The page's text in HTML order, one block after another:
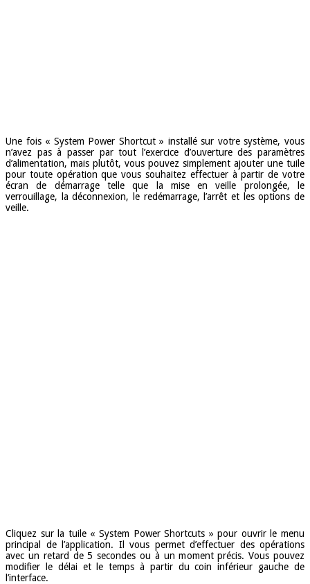
Une fois « System Power Shortcut » installé sur votre système, vous
n’avez pas à passer par tout l’exercice d’ouverture des paramètres
d’alimentation, mais plutôt, vous pouvez simplement ajouter une tuile
pour toute opération que vous souhaitez effectuer à partir de votre
écran de démarrage telle que la mise en veille prolongée, le
verrouillage, la déconnexion, le redémarrage, l’arrêt et les options de
veille.
Cliquez sur la tuile « System Power Shortcuts » pour ouvrir le menu
principal de l’application. Il vous permet d’effectuer des opérations
avec un retard de 5 secondes ou à un moment précis. Vous pouvez
modifier le délai et le temps à partir du coin inférieur gauche de
l’interface.